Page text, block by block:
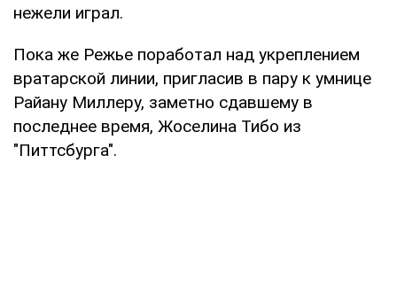
нежели играл.
Пока же Режье поработал над укреплением
вратарской линии, пригласив в пару к умнице
Райану Миллеру, заметно сдавшему в
последнее время, Жоселина Тибо из
"Питтсбурга".